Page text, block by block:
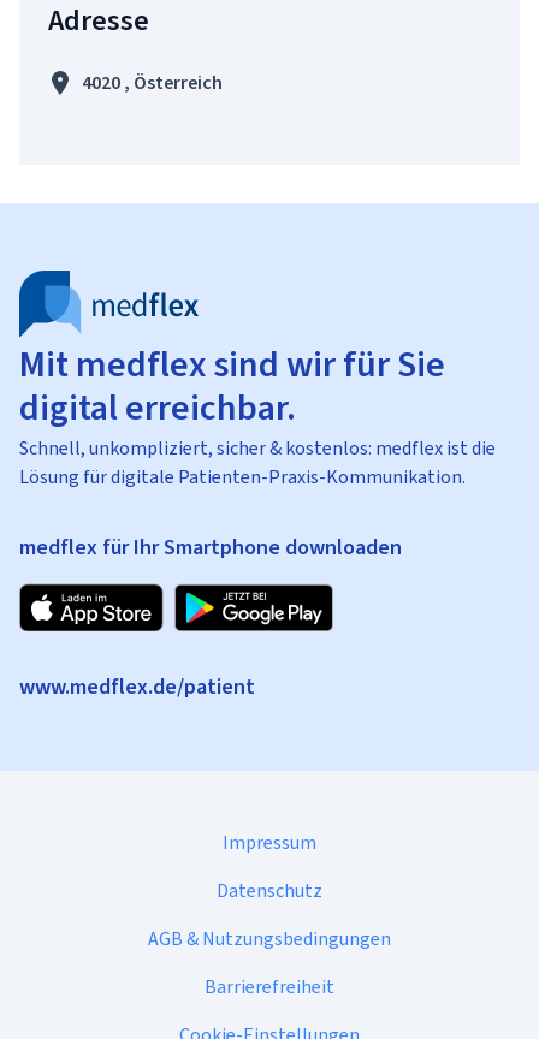
Adresse
4020 , Österreich
Mit medflex sind wir für Sie
digital erreichbar.
Schnell, unkompliziert, sicher & kostenlos: medflex ist die
Lösung für digitale Patienten-Praxis-Kommunikation.
medflex für Ihr Smartphone downloaden
www.medflex.de/patient
Impressum
Datenschutz
AGB & Nutzungsbedingungen
Barrierefreiheit